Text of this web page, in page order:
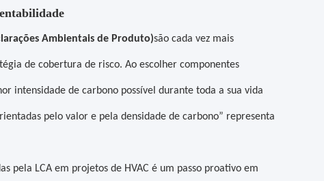
Ambientais de Produto)são cada vez mais
de cobertura de risco. Ao escolher componentes
intensidade de carbono possível durante toda a sua vida
pelo valor e pela densidade de carbono” representa
pela LCA em projetos de HVAC é um passo proativo em